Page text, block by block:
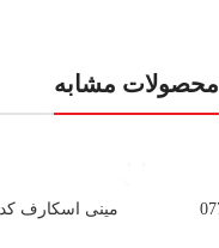
محصولات مشابه
مینی اسکارف کد 077258